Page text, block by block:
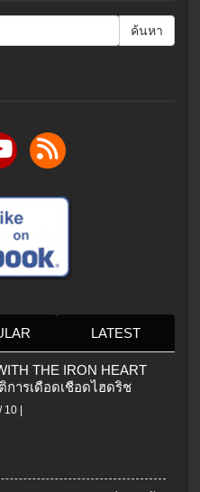
ค้นหา
LATEST
THE IRON HEART
การเดือดเชือดไฮดริช
/ 10